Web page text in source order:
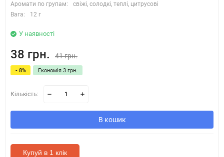
Аромати по групам:
свіжі, солодкі, теплі, цитрусові
Вага:
12 г
У наявності
38 грн. 41 грн.
- 8% Економія 3 грн.
Кількість:
В кошик
Купуй в 1 клік